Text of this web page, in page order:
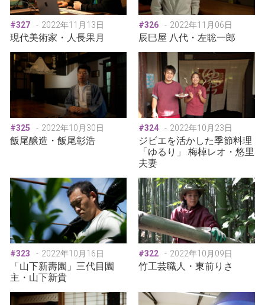
#327 2022年11月13日
現代美術家・人長果月
#326 2022年11月06日
辰巳屋 八代・左聡一郎
#325 2022年10月30日
飯尾醸造・飯尾彰浩
#324 2022年10月23日
ジビエを活かした季節料理
「ゆるり」 梅棹レオ・悠里
夫妻
#323 2022年10月16日
「山下新壽園」三代目園
主・山下新貴
#322 2022年10月09日
竹工芸職人・東前りさ